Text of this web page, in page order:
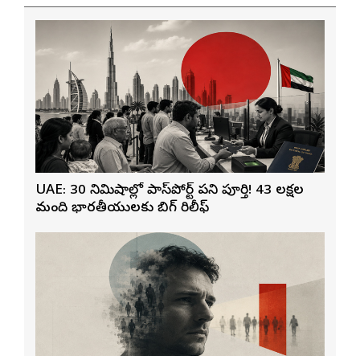
UAE: 30 నిమిషాల్లో పాస్‌పోర్ట్ పని పూర్తి! 43 లక్షల
మంది భారతీయులకు బిగ్ రిలీఫ్